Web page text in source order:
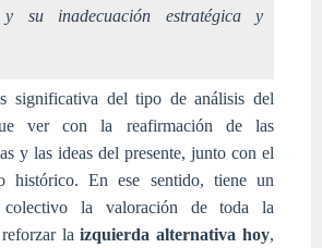
y su inadecuación estratégica y
significativa del tipo de análisis del
ver con la reafirmación de las
y las ideas del presente, junto con el
histórico. En ese sentido, tiene un
colectivo la valoración de toda la
reforzar laizquierda alternativa hoy,